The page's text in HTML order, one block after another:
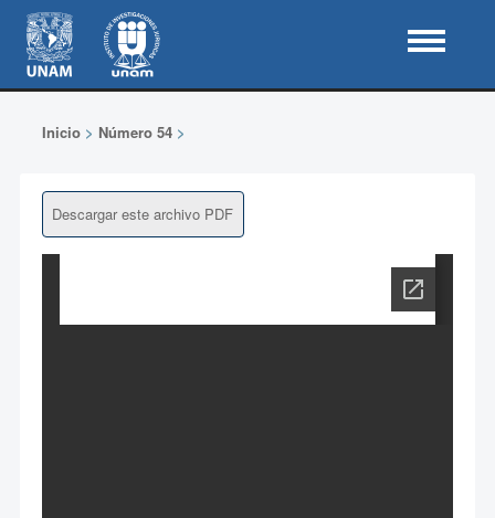
Inicio> Número 54>
Descargar este archivo PDF